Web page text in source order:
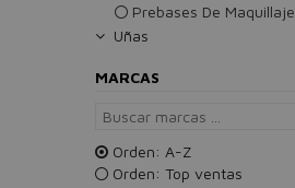
Prebases De Maquillaje
Uñas
MARCAS
Orden: A-Z
Orden: Top ventas